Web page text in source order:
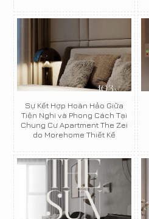
Sự Kết Hợp Hoàn Hảo Giữa
Tiện Nghi và Phong Cách Tại
Chung Cư Apartment The Zei
do Morehome Thiết Kế